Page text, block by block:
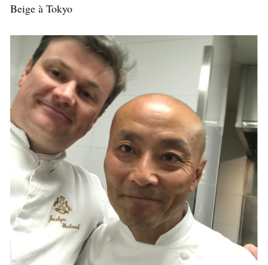
Beige à Tokyo